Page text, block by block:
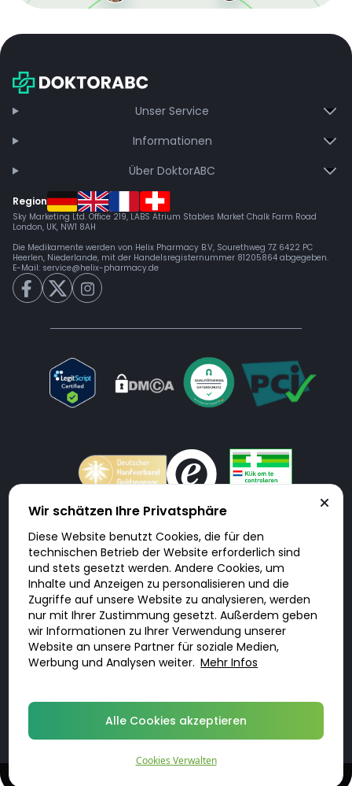
bei jeder Bestellung, erhalten schnelle Lieferung und
Unser Service
Informationen
Über DoktorABC
Region
Sky Marketing Ltd. Office 219, LABS Atrium Stables Market Chalk Farm Road
London, UK, NW1 8AH
Die Medikamente werden von Helix Pharmacy B.V, Sourethweg 7Z 6422 PC
Heerlen, Niederlande, mit der Handelsregisternummer 81205864 abgegeben.
E-Mail: service@helix-pharmacy.de
Doktorabc.com ist eine Vermittlungsplattform. Doktorabc ist ausdrücklich
keine Internetapotheke. Doktorabc bietet keine Medikamente oder
sonstige Produkte an oder liefert diese. Jegliche Informationen zu
Produkten, Medikamenten und Preisen auf der Internetseite beinhalten
kein Angebot von Doktorabc an Sie. Für die Einhaltung der in Ihrem Land
geltenden Gesetze und sonstigen Rechtsvorschriften sind Sie als Nutzer
selbst verantwortlich. Die Nutzung unseres Services auf Doktorabc durch
Sie erfolgt auf eigenes Risiko und in eigener Verantwortung. Sie erklären,
diese Internetseite aus eigener Initiative zu besuchen und zu nutzen.
Wir schätzen Ihre Privatsphäre
Diese Website benutzt Cookies, die für den
technischen Betrieb der Website erforderlich sind
und stets gesetzt werden. Andere Cookies, um
Inhalte und Anzeigen zu personalisieren und die
Zugriffe auf unsere Website zu analysieren, werden
nur mit Ihrer Zustimmung gesetzt. Außerdem geben
wir Informationen zu Ihrer Verwendung unserer
Website an unsere Partner für soziale Medien,
Werbung und Analysen weiter. Mehr Infos
Alle Cookies akzeptieren
Cookies Verwalten